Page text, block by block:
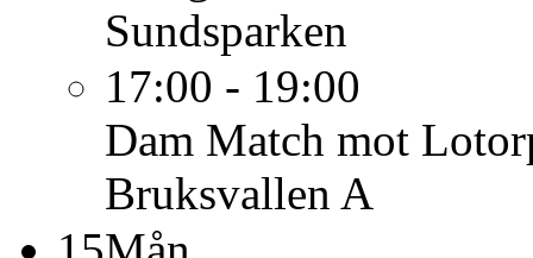
Sundsparken
17:00 - 19:00
Dam Match mot
Bruksvallen A